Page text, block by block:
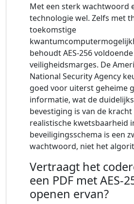
Met een sterk wachtwoord
technologie wel. Zelfs met
toekomstige
behoudt AES-256 voldoende
veiligheidsmarges. De
National Security Agency
goed voor uiterst geheime
informatie, wat de
bevestiging is van de kracht
realistische kwetsbaarheid
beveiligingsschema is een
wachtwoord, niet het
Vertraagt ​​het
een PDF met AES-
openen ervan?